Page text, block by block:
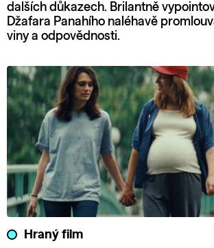
dalších důkazech. Brilantně
Džafara Panahího naléhavě
viny a odpovědnosti.
Hraný film